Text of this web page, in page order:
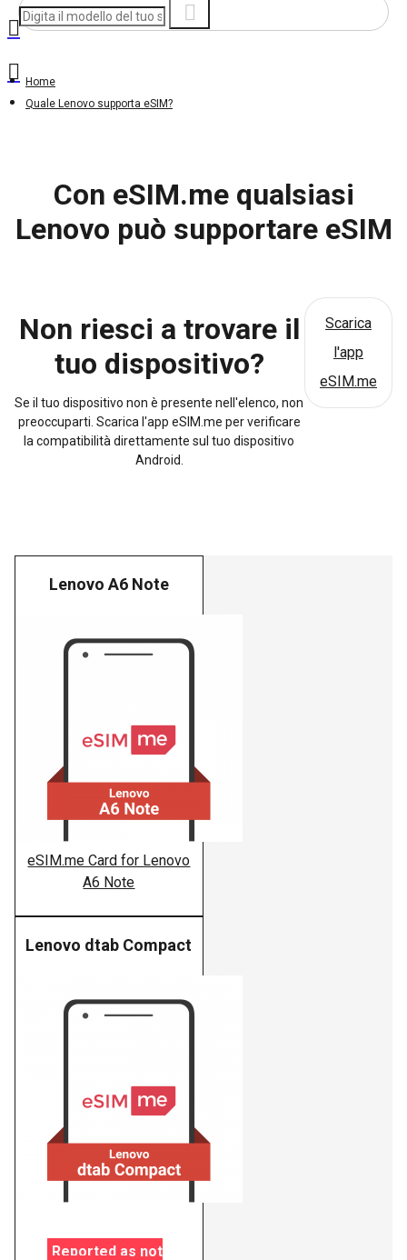
Home
Quale Lenovo supporta eSIM?
Con eSIM.me qualsiasi
Lenovo può supportare eSIM
Non riesci a trovare il
tuo dispositivo?
Se il tuo dispositivo non è presente nell'elenco, non
preoccuparti. Scarica l'app eSIM.me per verificare
la compatibilità direttamente sul tuo dispositivo
Android.
Scarica
l'app
eSIM.me
Lenovo A6 Note
eSIM.me Card for Lenovo
A6 Note
Lenovo dtab Compact
Reported as not